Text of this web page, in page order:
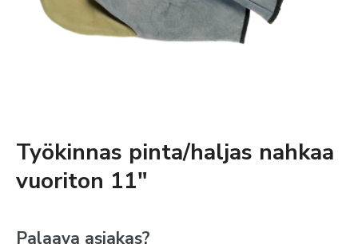
Työkinnas pinta/haljas nahkaa
vuoriton 11″
Palaava asiakas?